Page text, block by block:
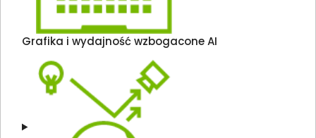
Grafika i wydajność wzbogacone AI